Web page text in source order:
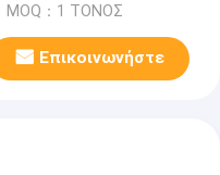
MOQ：1 ΤΟΝΟΣ
Επικοινωνήστε